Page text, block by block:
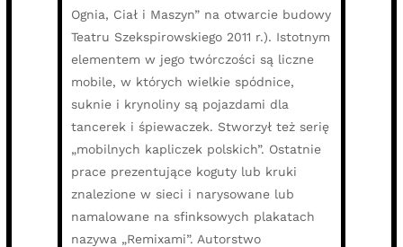
Ognia, Ciał i Maszyn” na otwarcie budowy
Teatru Szekspirowskiego 2011 r.). Istotnym
elementem w jego twórczości są liczne
mobile, w których wielkie spódnice,
suknie i krynoliny są pojazdami dla
tancerek i śpiewaczek. Stworzył też serię
„mobilnych kapliczek polskich”. Ostatnie
prace prezentujące koguty lub kruki
znalezione w sieci i narysowane lub
namalowane na sfinksowych plakatach
nazywa „Remixami”. Autorstwo